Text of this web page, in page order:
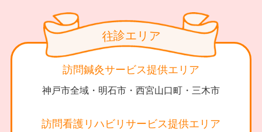
往診エ リ ア
訪問鍼灸サービス提供エリア
神戸市全域・明石市・西宮山口町・三木市
訪問看護リハビリサービス提供エリア